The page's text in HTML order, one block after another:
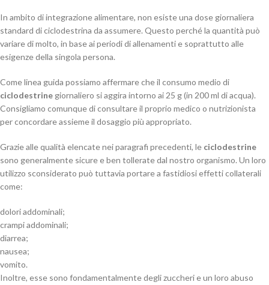
In ambito di integrazione alimentare, non esiste una dose giornaliera
standard di ciclodestrina da assumere. Questo perché la quantità può
variare di molto, in base ai periodi di allenamenti e soprattutto alle
esigenze della singola persona.
Come linea guida possiamo affermare che il consumo medio di
ciclodestrine giornaliero si aggira intorno ai 25 g (in 200 ml di acqua).
Consigliamo comunque di consultare il proprio medico o nutrizionista
per concordare assieme il dosaggio più appropriato.
Grazie alle qualità elencate nei paragrafi precedenti, le ciclodestrine
sono generalmente sicure e ben tollerate dal nostro organismo. Un loro
utilizzo sconsiderato può tuttavia portare a fastidiosi effetti collaterali
come:
dolori addominali;
crampi addominali;
diarrea;
nausea;
vomito.
Inoltre, esse sono fondamentalmente degli zuccheri e un loro abuso